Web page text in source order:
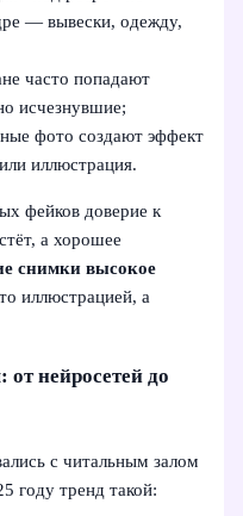
— вывески, одежду,
часто попадают
исчезнувшие;
фото создают эффект
иллюстрация.
фейков доверие к
а хорошее
снимки высокое
иллюстрацией, а
нейросетей до
с читальным залом
году тренд такой: